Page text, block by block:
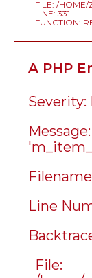
FILE: /
LINE: 331
FUNCTION:
A PHP
Severity:
Line
File: